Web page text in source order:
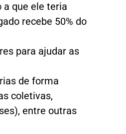
a que ele teria
recebe 50% do
para ajudar as
de forma
coletivas,
entre outras